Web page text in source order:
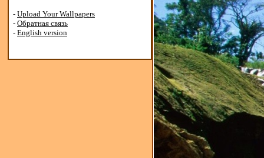
- Upload Your Wallpapers
- Обратная связь
- English version